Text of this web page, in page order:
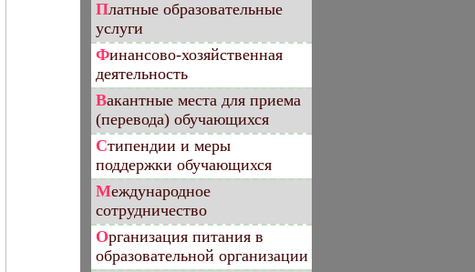
Платные образовательные
услуги
Финансово-хозяйственная
деятельность
Вакантные места для приема
(перевода) обучающихся
Стипендии и меры
поддержки обучающихся
Международное
сотрудничество
Организация питания в
образовательной организации